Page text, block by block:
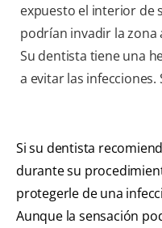
expuesto el interior de
podrían invadir la zona
Su dentista tiene una
a evitar las
Si su dentista
durante su
protegerle de una
Aunque la sensación